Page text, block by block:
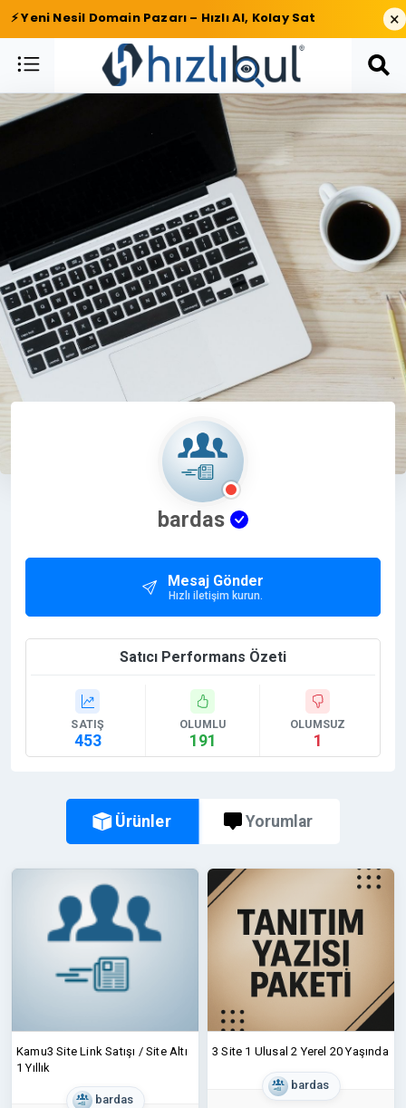
⚡ Yeni Nesil Domain Pazarı – Hızlı Al, Kolay Sat ×
bardas
Mesaj Gönder
Hızlı iletişim kurun.
Satıcı Performans Özeti
SATIŞ
453
OLUMLU
191
OLUMSUZ
1
Ürünler Yorumlar
Kamu3 Site Link Satışı / Site Altı
1 Yıllık
bardas
3 Site 1 Ulusal 2 Yerel 20 Yaşında
bardas